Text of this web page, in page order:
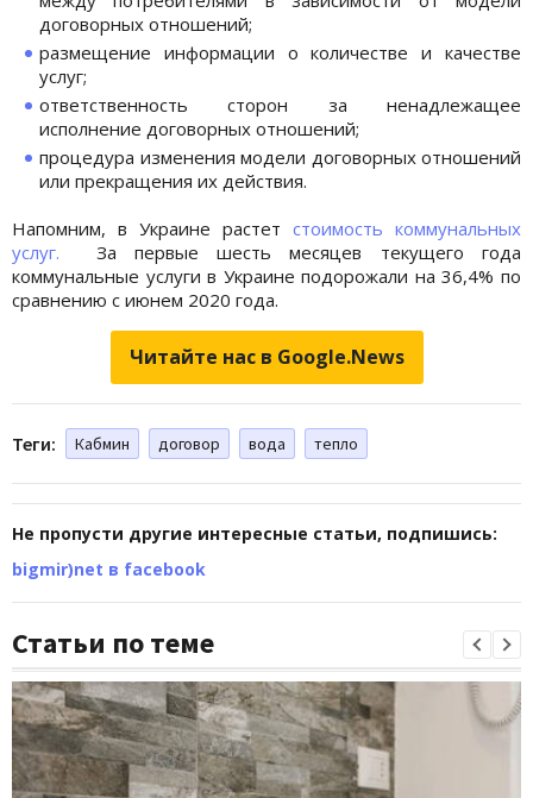
договорных отношений;
размещение информации о количестве и качестве
услуг;
ответственность сторон за ненадлежащее
исполнение договорных отношений;
процедура изменения модели договорных отношений
или прекращения их действия.
Напомним, в Украине растет стоимость коммунальных
услуг. За первые шесть месяцев текущего года
коммунальные услуги в Украине подорожали на 36,4% по
сравнению с июнем 2020 года.
Читайте нас в Google.News
Теги: Кабмин договор вода тепло
Не пропусти другие интересные статьи, подпишись:
bigmir)net в facebook
Статьи по теме